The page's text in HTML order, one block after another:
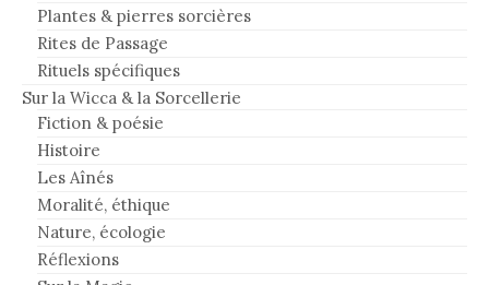
Plantes & pierres sorcières
Rites de Passage
Rituels spécifiques
Sur la Wicca & la Sorcellerie
Fiction & poésie
Histoire
Les Aînés
Moralité, éthique
Nature, écologie
Réflexions